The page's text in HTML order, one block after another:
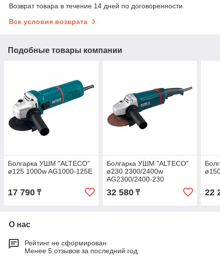
Возврат товара в течение 14 дней по договоренности
Все условия возврата
Подобные товары компании
Болгарка УШМ "ALTECO"
ø125 1000w AG1000-125E
17 790 ₸
Болгарка УШМ "ALTECO"
ø230 2300/2400w
AG2300/2400-230
32 580₸ 22
О нас
Рейтинг не сформирован
Менее 5 отзывов за последний год